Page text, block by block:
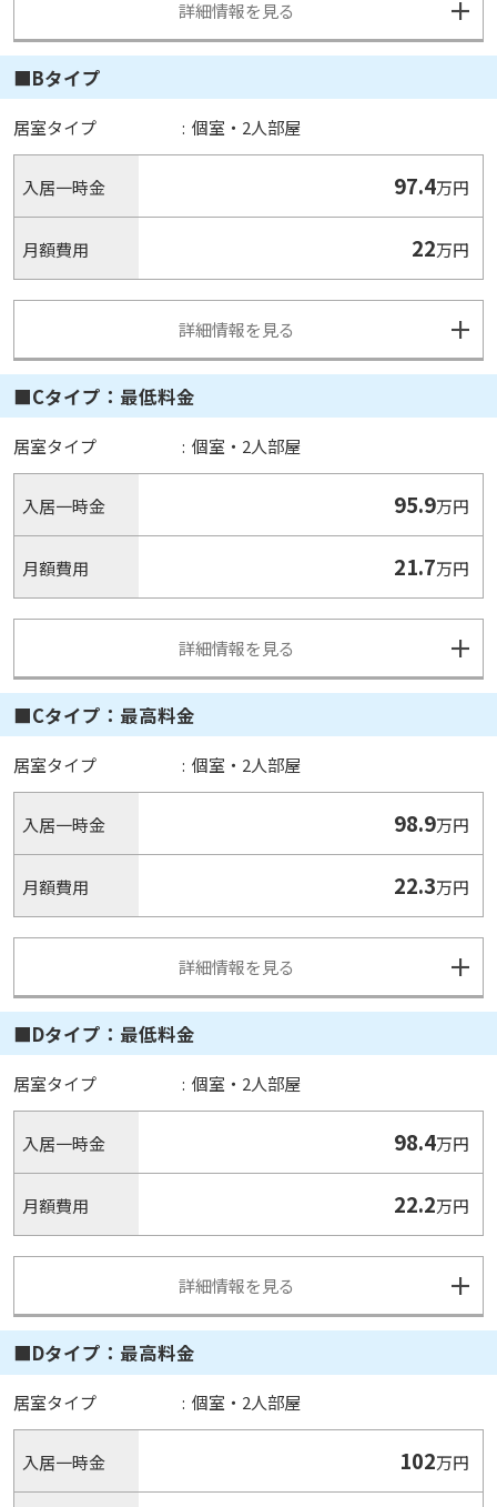
詳細情報を見る
■Bタイプ
居室タイプ : 個室・2人部屋
入居一時金 97.4万円
月額費用 22万円
詳細情報を見る
■Cタイプ：最低料金
居室タイプ : 個室・2人部屋
入居一時金 95.9万円
月額費用 21.7万円
詳細情報を見る
■Cタイプ：最高料金
居室タイプ : 個室・2人部屋
入居一時金 98.9万円
月額費用 22.3万円
詳細情報を見る
■Dタイプ：最低料金
居室タイプ : 個室・2人部屋
入居一時金 98.4万円
月額費用 22.2万円
詳細情報を見る
■Dタイプ：最高料金
居室タイプ : 個室・2人部屋
入居一時金 102万円